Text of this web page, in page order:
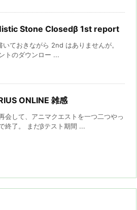
Stone Closedβ 1st report
いておきながら 2nd はありませんが。
トのダウンロー ...
ONLINE 雑感
会して、アニマクエストを一つ二つやっ
終了。 まだβテスト期間 ...